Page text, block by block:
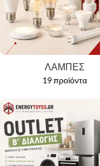
ΛΑΜΠΕΣ
19 προϊόντα